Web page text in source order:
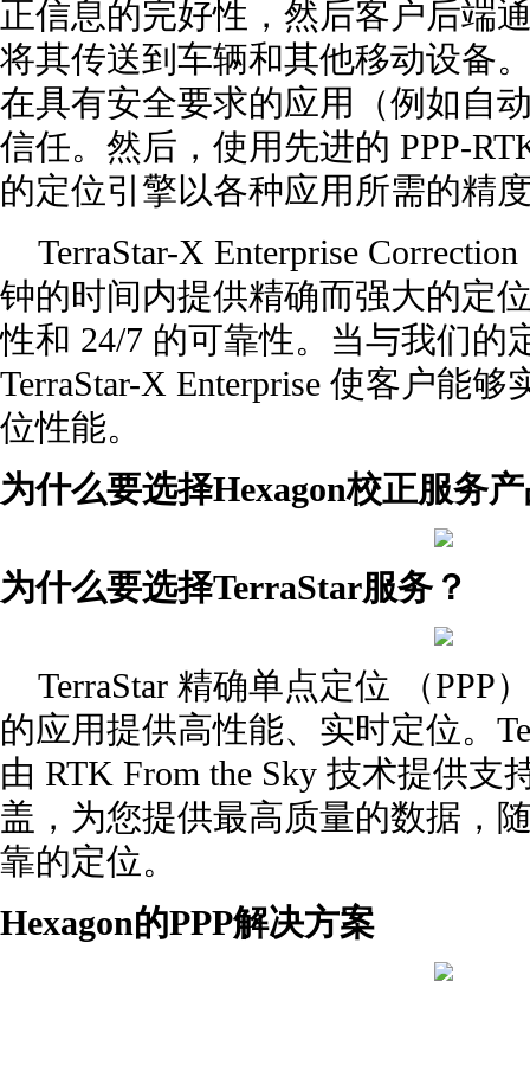
正信息的完好性，然后客户后端
将其传送到车辆和其他移动设备
在具有安全要求的应用（例如自
信任。然后，使用先进的 PPP-
的定位引擎以各种应用所需的精
TerraStar-X Enterprise
钟的时间内提供精确而强大的定
性和 24/7 的可靠性。当与我们的
TerraStar-X Enterprise 使客户能
位性能。
为什么要选择Hexagon校正服务
为什么要选择TerraStar服务？
TerraStar 精确单点定位 （PPP
的应用提供高性能、实时定位。
由 RTK From the Sky 技术提供支
盖，为您提供最高质量的数据，
靠的定位。
Hexagon的PPP解决方案